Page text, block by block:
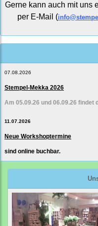
Gerne kann auch mit uns
per E-Mail (
07.08.2026
Stempel-Mekka 2026
Am 05.09.26 und 06.09.26
11.07.2026
Neue Workshoptermine
sind online buchbar.